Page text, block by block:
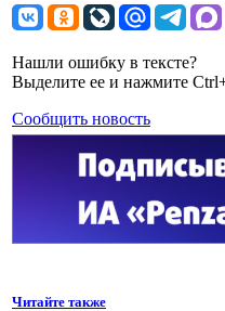
Нашли ошибку в тексте?
Выделите ее и нажмите
Сообщить новость
Читайте также